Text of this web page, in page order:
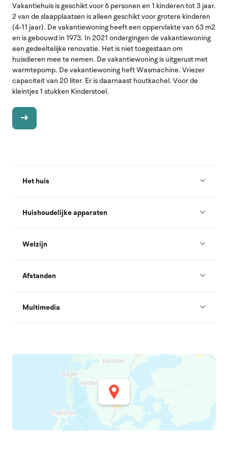
Vakantiehuis is geschikt voor 6 personen en 1 kinderen tot 3 jaar.
2 van de slaapplaatsen is alleen geschikt voor grotere kinderen
(4-11 jaar). De vakantiewoning heeft een oppervlakte van 63 m2
en is gebouwd in 1973. In 2021 ondergingen de vakantiewoning
een gedeeltelijke renovatie. Het is niet toegestaan om
huisdieren mee te nemen. De vakantiewoning is uitgerust met
warmtepomp. De vakantiewoning heft Wasmachine. Vriezer
capaciteit van 20 liter. Er is daarnaast houtkachel. Voor de
kleintjes 1 stukken Kinderstoel.
Het huis
Huishoudelijke apparaten
Welzijn
Afstanden
Multimedia